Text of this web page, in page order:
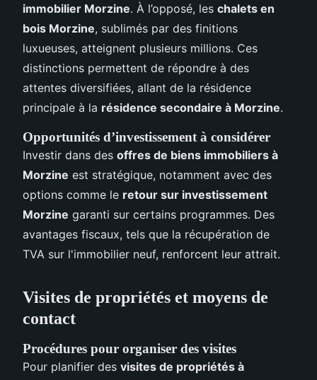
immobilier Morzine. À l’opposé, les chalets en
bois Morzine, sublimés par des finitions
luxueuses, atteignent plusieurs millions. Ces
distinctions permettent de répondre à des
attentes diversifiées, allant de la résidence
principale à la résidence secondaire à Morzine.
Opportunités d’investissement à considérer
Investir dans des offres de biens immobiliers à
Morzine est stratégique, notamment avec des
options comme le retour sur investissement
Morzine garanti sur certains programmes. Des
avantages fiscaux, tels que la récupération de
TVA sur l'immobilier neuf, renforcent leur attrait.
Visites de propriétés et moyens de
contact
Procédures pour organiser des visites
Pour planifier des visites de propriétés à